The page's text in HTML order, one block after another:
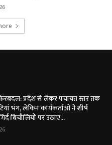
प्रदेश से लेकर पंचायत स्तर तक
भंग, लेकिन कार्यकर्ताओं ने शीर्ष
बिचौलियों पर उठाए...